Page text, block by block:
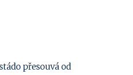
přesouvá od